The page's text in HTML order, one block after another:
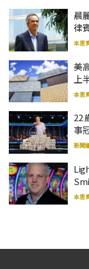
晨
律
本思
美
上
本思
22
事
新聞
本思